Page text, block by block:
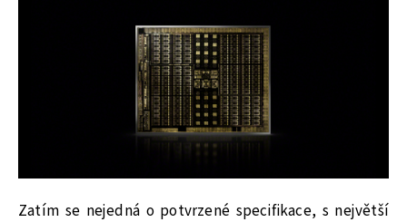
Zatím se nejedná o potvrzené specifikace, s největší